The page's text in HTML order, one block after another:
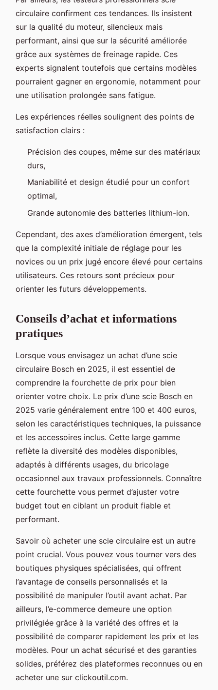
circulaire confirment ces tendances. Ils insistent
sur la qualité du moteur, silencieux mais
performant, ainsi que sur la sécurité améliorée
grâce aux systèmes de freinage rapide. Ces
experts signalent toutefois que certains modèles
pourraient gagner en ergonomie, notamment pour
une utilisation prolongée sans fatigue.
Les expériences réelles soulignent des points de
satisfaction clairs :
Précision des coupes, même sur des matériaux
durs,
Maniabilité et design étudié pour un confort
optimal,
Grande autonomie des batteries lithium-ion.
Cependant, des axes d’amélioration émergent, tels
que la complexité initiale de réglage pour les
novices ou un prix jugé encore élevé pour certains
utilisateurs. Ces retours sont précieux pour
orienter les futurs développements.
Conseils d’achat et informations
pratiques
Lorsque vous envisagez un achat d’une scie
circulaire Bosch en 2025, il est essentiel de
comprendre la fourchette de prix pour bien
orienter votre choix. Le prix d’une scie Bosch en
2025 varie généralement entre 100 et 400 euros,
selon les caractéristiques techniques, la puissance
et les accessoires inclus. Cette large gamme
reflète la diversité des modèles disponibles,
adaptés à différents usages, du bricolage
occasionnel aux travaux professionnels. Connaître
cette fourchette vous permet d’ajuster votre
budget tout en ciblant un produit fiable et
performant.
Savoir où acheter une scie circulaire est un autre
point crucial. Vous pouvez vous tourner vers des
boutiques physiques spécialisées, qui offrent
l’avantage de conseils personnalisés et la
possibilité de manipuler l’outil avant achat. Par
ailleurs, l’e-commerce demeure une option
privilégiée grâce à la variété des offres et la
possibilité de comparer rapidement les prix et les
modèles. Pour un achat sécurisé et des garanties
solides, préférez des plateformes reconnues ou en
acheter une sur clickoutil.com.